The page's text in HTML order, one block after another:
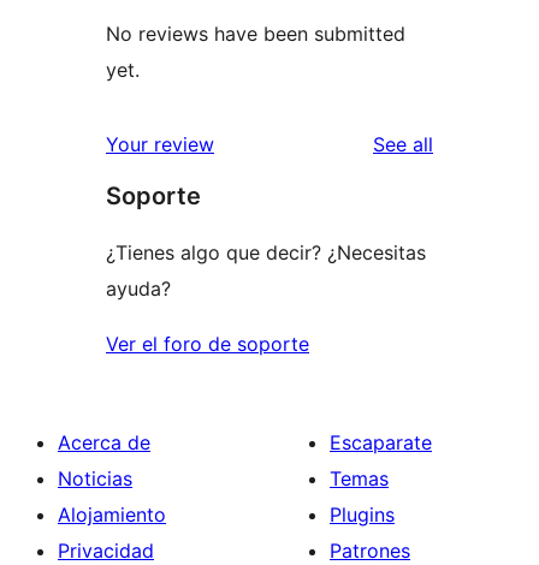
No reviews have been submitted
yet.
Your review See all
Soporte
¿Tienes algo que decir? ¿Necesitas
ayuda?
Ver el foro de soporte
Acerca de
Noticias
Alojamiento
Privacidad
Escaparate
Temas
Plugins
Patrones